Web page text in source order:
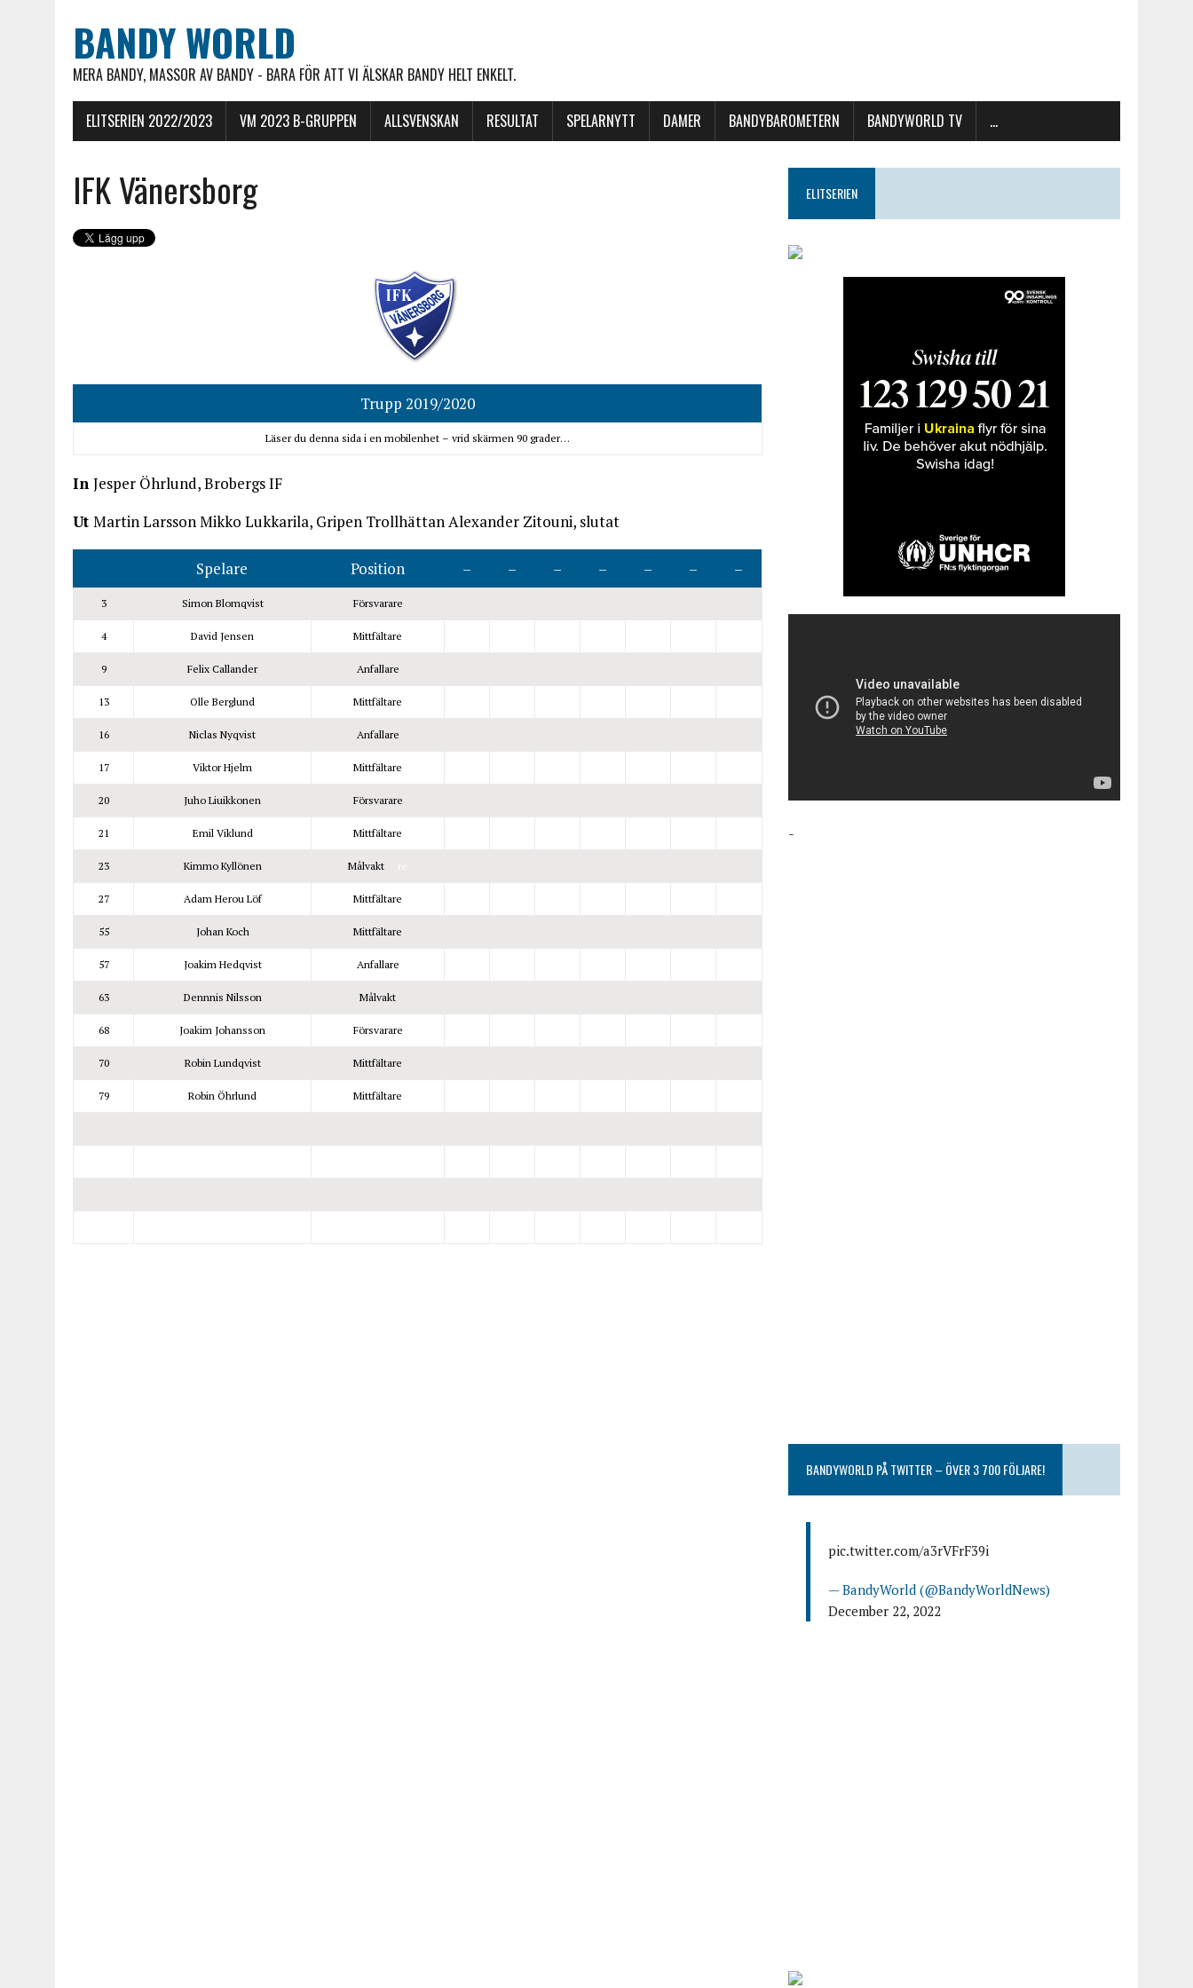
BANDY WORLD
MERA BANDY, MASSOR AV BANDY - BARA FÖR ATT VI ÄLSKAR BANDY HELT ENKELT.
ELITSERIEN 2022/2023 VM 2023 B-GRUPPEN ALLSVENSKAN RESULTAT SPELARNYTT DAMER BANDYBAROMETERN BANDYWORLD TV …
IFK Vänersborg
Trupp 2019/2020
Läser du denna sida i en mobilenhet – vrid skärmen 90 grader…
In Jesper Öhrlund, Brobergs IF
Ut Martin Larsson Mikko Lukkarila, Gripen Trollhättan Alexander Zitouni, slutat
Spelare Position – – – – – – –
3 Simon Blomqvist Försvarare
4 David Jensen Mittfältare
9 Felix Callander Anfallare
13 Olle Berglund Mittfältare
16 Niclas Nyqvist Anfallare
17 Viktor Hjelm Mittfältare
20 Juho Liuikkonen Försvarare
21 Emil Viklund Mittfältare
23 Kimmo Kyllönen Målvakt
27 Adam Herou Löf Mittfältare
55 Johan Koch Mittfältare
57 Joakim Hedqvist Anfallare
63 Dennnis Nilsson Målvakt
68 Joakim Johansson Försvarare
70 Robin Lundqvist Mittfältare
79 Robin Öhrlund Mittfältare
ELITSERIEN
-
BANDYWORLD PÅ TWITTER – ÖVER 3 700 FÖLJARE!
pic.twitter.com/a3rVFrF39i
— BandyWorld (@BandyWorldNews)
December 22, 2022